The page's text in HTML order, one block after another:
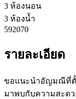
3 ห้องนอน
3 ห้องน้ำ
592070
รายละเอียด
ขอแนะนำอัญมณีที่ตั้
มาพบกับความสะดว